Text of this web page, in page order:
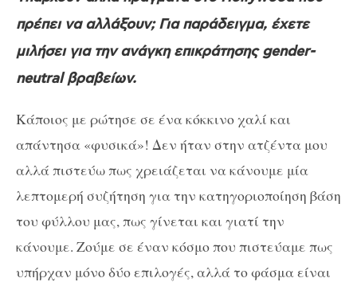
πρέπει να αλλάξουν; Για παράδειγμα, έχετε
μιλήσει για την ανάγκη επικράτησης gender-
neutral βραβείων.
Κάποιος με ρώτησε σε ένα κόκκινο χαλί και
απάντησα «φυσικά»! Δεν ήταν στην ατζέντα μου
αλλά πιστεύω πως χρειάζεται να κάνουμε μία
λεπτομερή συζήτηση για την κατηγοριοποίηση βάση
του φύλλου μας, πως γίνεται και γιατί την
κάνουμε. Ζούμε σε έναν κόσμο που πιστεύαμε πως
υπήρχαν μόνο δύο επιλογές, αλλά το φάσμα είναι